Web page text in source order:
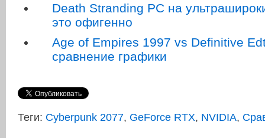
Death Stranding PC на
это офигенно
Age of Empires 1997 vs Definitive
сравнение графики
Теги: Cyberpunk 2077, GeForce RTX, NVIDIA,